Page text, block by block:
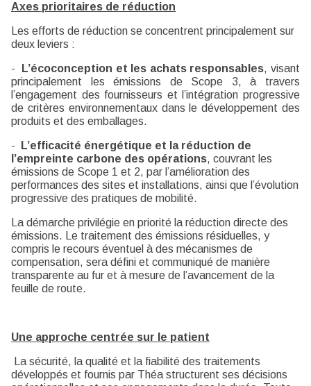
Axes prioritaires de réduction
Les efforts de réduction se concentrent principalement sur
deux leviers :
- L’écoconception et les achats responsables, visant
principalement les émissions de Scope 3, à travers
l’engagement des fournisseurs et l’intégration progressive
de critères environnementaux dans le développement des
produits et des emballages.
-
L’efficacité énergétique et la réduction de
l’empreinte carbone des opérations, couvrant les
émissions de Scope 1 et 2, par l’amélioration des
performances des sites et installations, ainsi que l’évolution
progressive des pratiques de mobilité.
La démarche privilégie en priorité la réduction directe des
émissions. Le traitement des émissions résiduelles, y
compris le recours éventuel à des mécanismes de
compensation, sera défini et communiqué de manière
transparente au fur et à mesure de l’avancement de la
feuille de route.
Une approche centrée sur le patient
La sécurité, la qualité et la fiabilité des traitements
développés et fournis par Théa structurent ses décisions